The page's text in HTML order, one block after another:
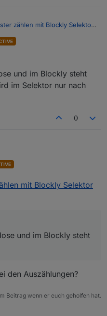
zählen mit Blockly Selektor
Aufzählung.
und im Blockly steht
im Selektor nur nach
0
wird im Selektor nur nach
mit Blockly Selektor
und im Blockly steht
den Auszählungen?
Beitrag wenn er euch geholfen hat.